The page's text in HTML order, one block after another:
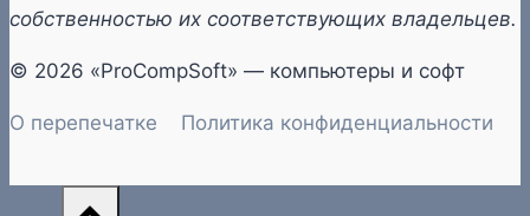
собственностью их соответствующих владельцев.
© 2026 «ProCompSoft» — компьютеры и софт
О перепечатке Политика конфиденциальности